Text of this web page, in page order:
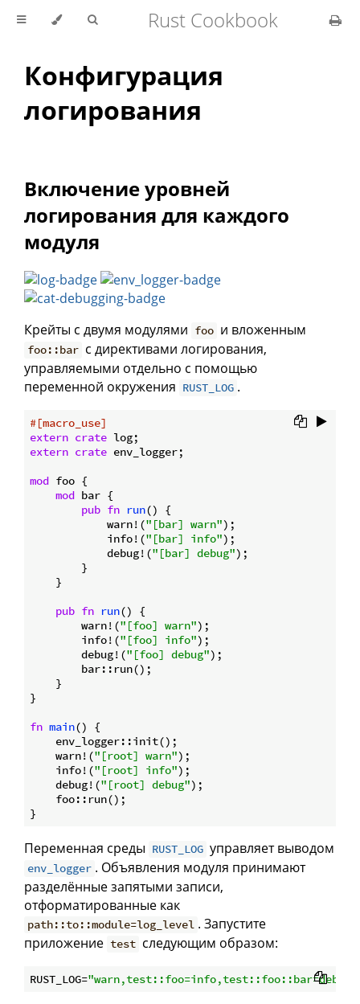
Rust Cookbook
Конфигурация
логирования
Включение уровней
логирования для каждого
модуля
Крейты с двумя модулями foo и вложенным
foo::bar с директивами логирования,
управляемыми отдельно с помощью
переменной окружения RUST_LOG .
#[macro_use]
extern crate
extern crate env_logger;
mod foo {
mod bar {
pub fn run() {
            warn!(
"[bar] warn");
            info!(
"[bar] info");
            debug!(
"[bar] debug");
        }
    }
pub fn run() {
        warn!(
"[foo] warn");
        info!(
"[foo] info");
        debug!(
"[foo] debug");
        bar::run();
    }
}
fn main() {
    env_logger::init();
    warn!(
"[root] warn");
    info!(
"[root] info");
    debug!(
"[root] debug");
    foo::run();
Переменная среды RUST_LOG управляет выводом
env_logger . Объявления модуля принимают
разделённые запятыми записи,
отформатированные как
path::to::module=log_level . Запустите
приложение test следующим образом:
RUST_LOG="warn,test::foo=info,test::foo::bar=debug"